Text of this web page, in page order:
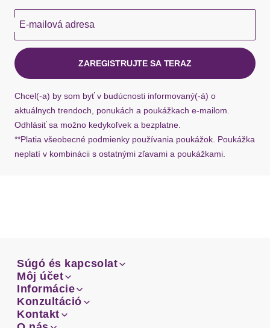
Hermes - 0,00 EUR
Okamžite dostupné položky sú zvyčajne doručené
kuriérom Hermes do 1-3 pracovných dní.
E-mailová adresa
ZAREGISTRUJTE SA TERAZ
Chcel(-a) by som byť v budúcnosti informovaný(-á) o
aktuálnych trendoch, ponukách a poukážkach e-mailom.
Odhlásiť sa možno kedykoľvek a bezplatne.
**Platia všeobecné podmienky používania poukážok. Poukážka
neplatí v kombinácii s ostatnými zľavami a poukážkami.
Súgó és kapcsolat
Email
Facebook
Súgó és kapcsolat
Email
Facebook
Môj účet
Prehľad objednávok
Môj účet
Prehľad objednávok
Informácie
Doprava
Informácie
Doprava
Konzultáció
Sprievodca-veľkosťami
Konzultáció
Kontakt
Kontakt